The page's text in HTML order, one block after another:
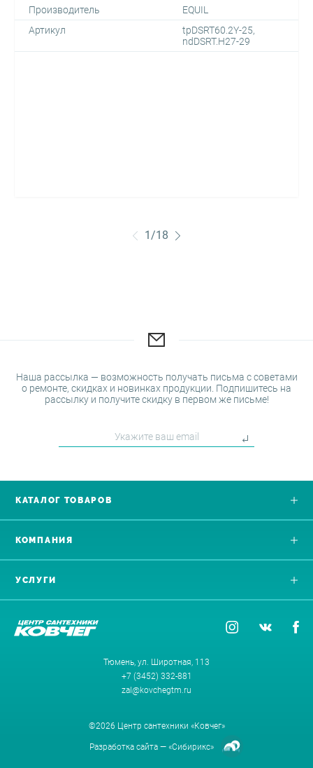
Производитель
EQUIL
Артикул
tpDSRT60.2Y-25,
ndDSRT.H27-29
1/18
Наша рассылка — возможность получать письма с советами
о ремонте, скидках и новинках продукции. Подпишитесь на
рассылку и получите скидку в первом же письме!
Тюмень, ул. Широтная, 113
+7 (3452) 332-881
zal@kovchegtm.ru
КАТАЛОГ ТОВАРОВ
УСЛУГИ
КОМПАНИЯ
©2026 Центр сантехники «Ковчег»
Разработка сайта — «Сибирикс»